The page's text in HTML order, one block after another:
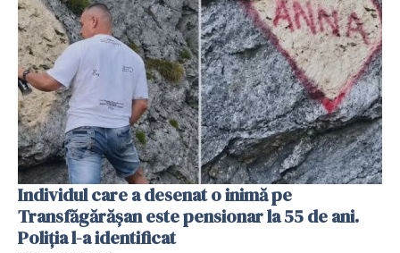
Individul care a desenat o inimă pe
Transfăgărășan este pensionar la 55 de ani.
Poliția l-a identificat